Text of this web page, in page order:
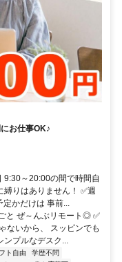
お仕事OK♪
9:30～20:00の間で時間自
縛りはありません！ ✅週
定かだけは 事前...
と ぜ～んぶリモート◎ ✅
ないから、 スッピンでも
ンプルなデスク...
ト自由
学歴不問